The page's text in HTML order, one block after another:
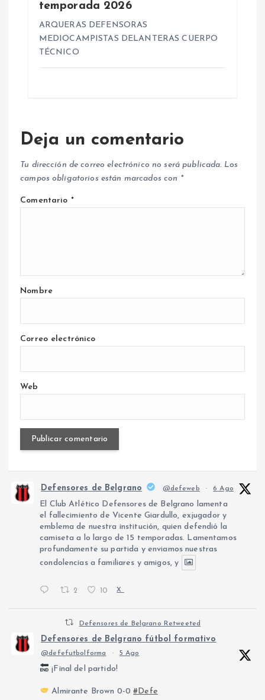
temporada 2026
ARQUERAS DEFENSORAS
MEDIOCAMPISTAS DELANTERAS CUERPO
TÉCNICO
Deja un comentario
Tu dirección de correo electrónico no será publicada. Los
campos obligatorios están marcados con *
Comentario *
Nombre
Correo electrónico
Web
Defensores de Belgrano @defeweb · 6 Ago
El Club Atlético Defensores de Belgrano lamenta
el fallecimiento de Vicente Giardullo, exjugador y
emblema de nuestra institución, quien defendió la
camiseta a lo largo de 15 temporadas. Lamentamos
profundamente su partida y enviamos nuestras
condolencias a familiares y amigos, y
2 10 X
Defensores de Belgrano Retweeted
Defensores de Belgrano fútbol formativo
@defefutbolforma · 5 Ago
¡Final del partido!
Almirante Brown 0-0#Defe